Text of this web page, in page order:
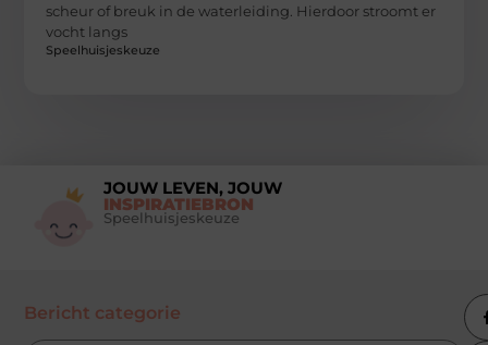
scheur of breuk in de waterleiding. Hierdoor stroomt er
vocht langs
Speelhuisjeskeuze
JOUW LEVEN, JOUW
INSPIRATIEBRON
Speelhuisjeskeuze
Bericht categorie